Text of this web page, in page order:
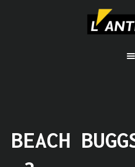
BEACH